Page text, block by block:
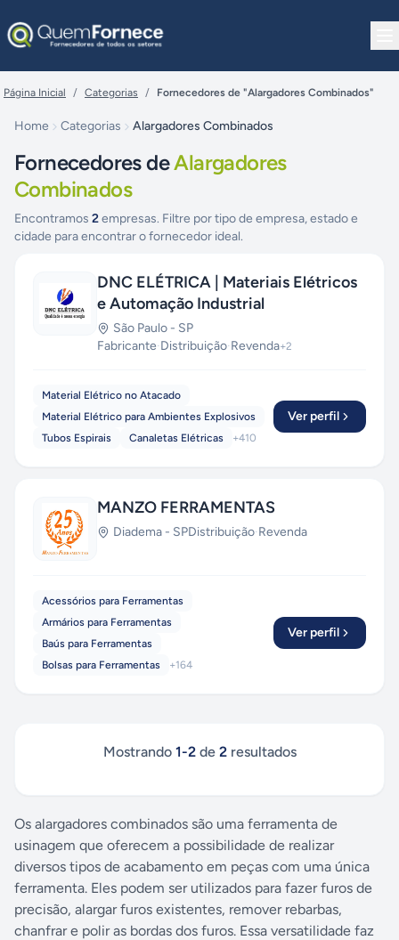
Página Inicial / Categorias / Fornecedores de "Alargadores Combinados"
Home Categorias Alargadores Combinados
Fornecedores deAlargadores
Combinados
Encontramos 2empresas. Filtre por tipo de empresa, estado e
cidade para encontrar o fornecedor ideal.
DNC ELÉTRICA | Materiais Elétricos
e Automação Industrial
São Paulo - SP
Fabricante·Distribuição·Revenda+2
Material Elétrico no Atacado
Material Elétrico para Ambientes Explosivos
Tubos Espirais
Canaletas Elétricas +410
Ver perfil
MANZO FERRAMENTAS
Diadema - SPDistribuição·Revenda
Acessórios para Ferramentas
Armários para Ferramentas
Baús para Ferramentas
Bolsas para Ferramentas
+164
Ver perfil
Mostrando 1-2de 2resultados
Os alargadores combinados são uma ferramenta de
usinagem que oferecem a possibilidade de realizar
diversos tipos de acabamento em peças com uma única
ferramenta. Eles podem ser utilizados para fazer furos de
precisão, alargar furos existentes, remover rebarbas,
chanfrar e polir as bordas dos furos. Essa versatilidade faz